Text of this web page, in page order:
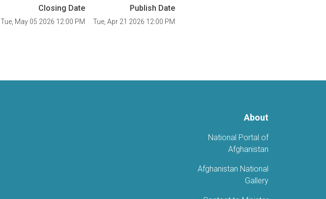
Publish Date
Tue, Apr 21 2026 12:00 PM
Closing Date
Tue, May 05 2026 12:00 PM
About
National Portal of
Afghanistan
Afghanistan National
Gallery